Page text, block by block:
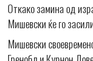
Откако замина од
Мишевски ќе го
Мишевски